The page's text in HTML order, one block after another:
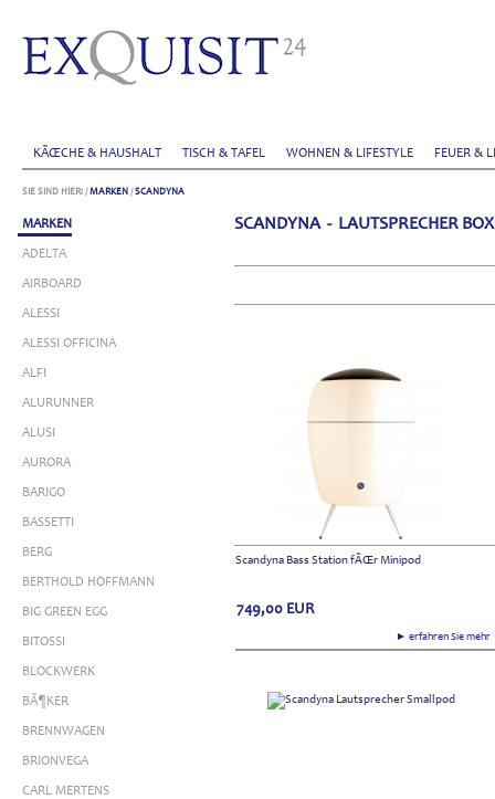
KÃŒCHE & HAUSHALT TISCH & TAFEL WOHNEN & LIFESTYLE FEUER &
SIE SIND HIER: /MARKEN /SCANDYNA
MARKEN
ADELTA
AIRBOARD
ALESSI
ALESSI OFFICINA
ALFI
ALURUNNER
ALUSI
AURORA
BARIGO
BASSETTI
BERG
BERTHOLD HOFFMANN
BIG GREEN EGG
BITOSSI
BLOCKWERK
BÃ¶KER
BRENNWAGEN
BRIONVEGA
CARL MERTENS
SCANDYNA - LAUTSPRECHER
Scandyna Bass Station fÃŒr Minipod
► erfahren Sie
749,00 EUR